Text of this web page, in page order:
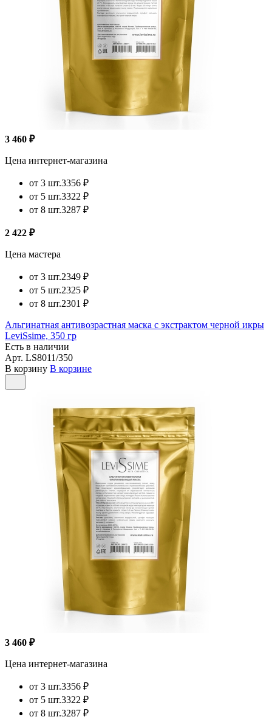
3 460 ₽
Цена интернет-магазина
от 3 шт.3356 ₽
от 5 шт.3322 ₽
от 8 шт.3287 ₽
2 422 ₽
Цена мастера
от 3 шт.2349 ₽
от 5 шт.2325 ₽
от 8 шт.2301 ₽
Альгинатная антивозрастная маска с экстрактом черной икры
LeviSsime, 350 гр
Есть в наличии
Арт. LS8011/350
В корзину В корзине
3 460 ₽
Цена интернет-магазина
от 3 шт.3356 ₽
от 5 шт.3322 ₽
от 8 шт.3287 ₽